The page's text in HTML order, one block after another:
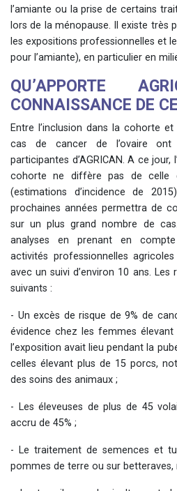
l’amiante ou la prise de certains
lors de la ménopause. Il existe très
les expositions professionnelles et
pour l’amiante), en particulier en
QU’APPORTE
CONNAISSANCE DE
Entre l’inclusion dans la cohorte
cas de cancer de l’ovaire
participantes d’AGRICAN. A ce jour,
cohorte ne diffère pas de celle
(estimations d’incidence de
prochaines années permettra de
sur un plus grand nombre de
analyses en prenant en
activités professionnelles
avec un suivi d’environ 10 ans.
suivants :
- Un excès de risque de 9% de
évidence chez les femmes
l’exposition avait lieu pendant la
celles élevant plus de 15 porcs,
des soins des animaux ;
- Les éleveuses de plus de 45
accru de 45% ;
- Le traitement de semences et
pommes de terre ou sur betteraves,